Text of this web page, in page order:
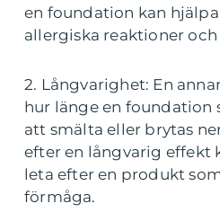
en foundation kan
allergiska reaktioner och
2. Långvarighet: En
hur länge en foundation
att smälta eller brytas
efter en långvarig effekt
leta efter en produkt
förmåga.